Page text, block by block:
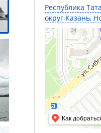
Республика
округ Казань,
Как